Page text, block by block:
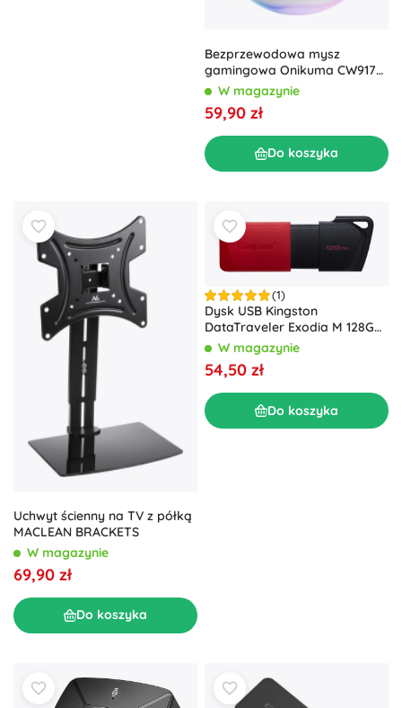
Bezprzewodowa mysz
gamingowa Onikuma CW917
białaW magazynie
59,90 zł
Do koszyka
Uchwyt ścienny na TV z półką
MACLEAN BRACKETS
W magazynie
69,90 zł
Do koszyka
(1)
Dysk USB Kingston
DataTraveler Exodia M 128GB
USB 3.2 Gen1
W magazynie
54,50 zł
Do koszyka